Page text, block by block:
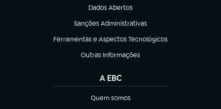
Dados Abertos
(abre em nova aba)
Sanções Administrativas
(abre em nova aba)
Ferramentas e Aspectos Tecnológicos
(abre em nova aba)
Outras Informações
(abre em nova aba)
A EBC
Quem somos
(abre em nova aba)